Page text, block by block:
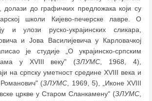
долази до графичких предложака који су
школи Кијево-печерске лавре. О
и улози руско-украјинских сликара,
и Јова Василијевича у Карловачкој
је студије „О украјинско-српским
у XVIII веку" (ЗЛУМС , 1968, 4),
на српску уметност средине XVIII века и
Романович" (ЗЛУМС , 1969, 5), „Иконе XVIII
цркве у Старом Сланкамену" (ЗЛУМС